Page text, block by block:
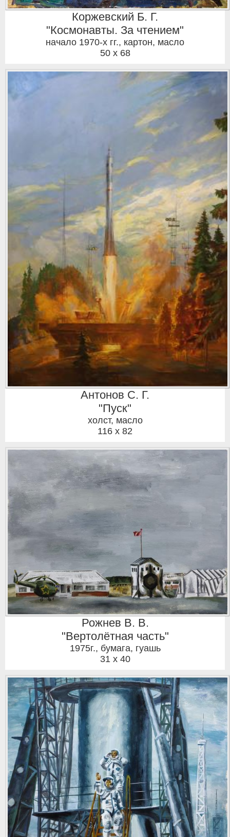
Коржевский Б. Г.
"Космонавты. За чтением"
начало 1970-х гг., картон, масло
50 x 68
Антонов С. Г.
"Пуск"
холст, масло
116 x 82
Рожнев В. В.
"Вертолётная часть"
1975г., бумага, гуашь
31 x 40